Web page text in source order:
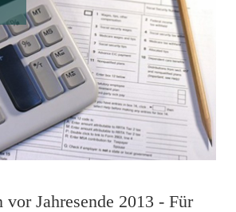
vor Jahresende 2013 - Für